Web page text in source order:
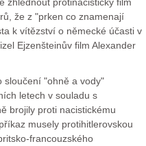
že z "prken co znamenají
k vítězství o německé účasti v
Ejzenšteinův film Alexander
"ohně a vody"
letech v souladu s
brojily proti nacistickému
musely protihitlerovskou
francouzského